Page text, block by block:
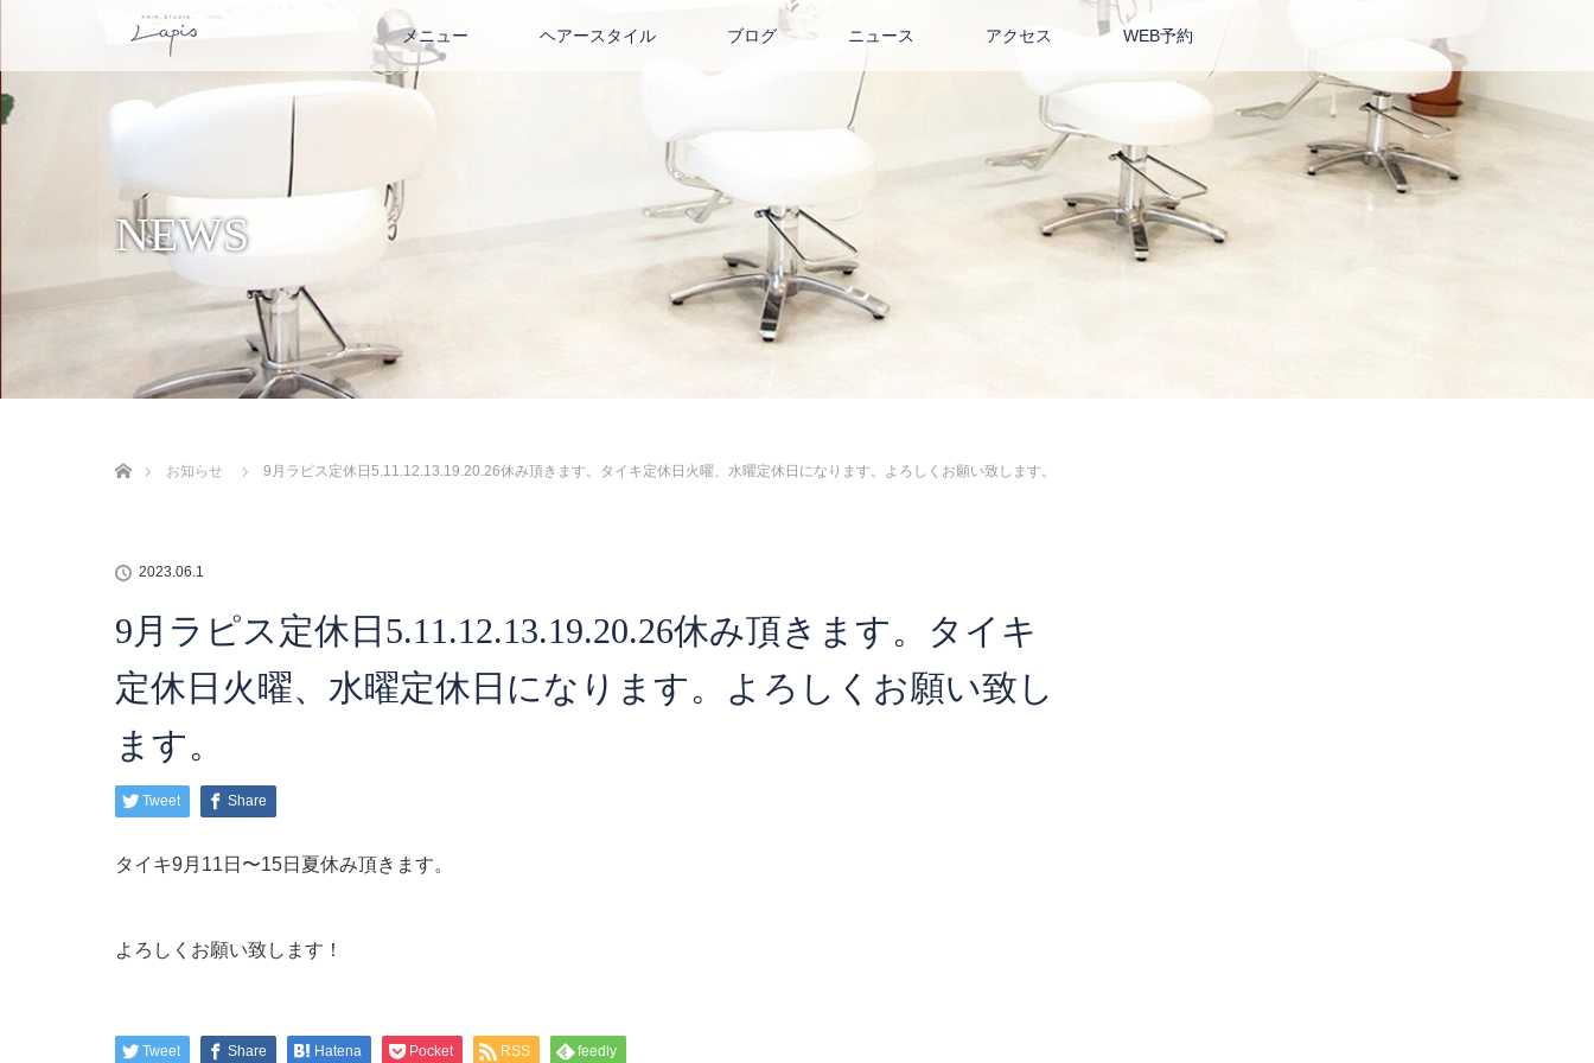
メニュー ヘアースタイル ブログ ニュース アクセス WEB予約
NEWS
お知らせ
9月ラピス定休日5.11.12.13.19.20.26休み頂きます。タイキ定休日火曜、水曜定休日になります。よろしくお願い致します。
2023.06.1
9月ラピス定休日5.11.12.13.19.20.26休み頂きます。タイキ
定休日火曜、水曜定休日になります。よろしくお願い致し
ます。
Tweet Share
タイキ9月11日〜15日夏休み頂きます。
よろしくお願い致します！
Tweet Share Hatena Pocket RSS feedly